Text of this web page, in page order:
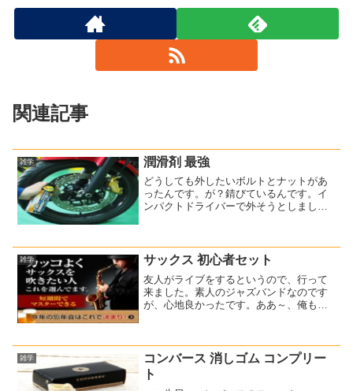
関連記事
雑学 潤滑剤 最強
どうしても外したいボルトとナットがあ
ったんです。が？錆びているんです。イ
ンパクトドライバーで外そうとしました
報収集をしていると、いい物を見つけま
した！これです↓(fun...
雑学 サックス 初心者セット
友人がライブをするというので、行って
来ました。素人のジャズバンドなのです
が、心地良かったです。ああ～、俺も何
「サックス」なら初心者で...
雑学
コンバース 消しゴム コンプリー
ト